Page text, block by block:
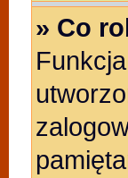
» Co